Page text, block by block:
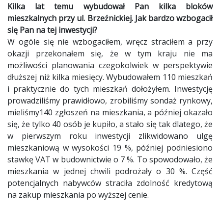
Kilka lat temu wybudował Pan kilka bloków
mieszkalnych przy ul. Brzeźnickiej. Jak bardzo wzbogacił
się Pan na tej inwestycji?
W ogóle się nie wzbogaciłem, wręcz straciłem a przy
okazji przekonałem się, że w tym kraju nie ma
możliwości planowania czegokolwiek w perspektywie
dłuższej niż kilka miesięcy. Wybudowałem 110 mieszkań
i praktycznie do tych mieszkań dołożyłem. Inwestycję
prowadziliśmy prawidłowo, zrobiliśmy sondaż rynkowy,
mieliśmy140 zgłoszeń na mieszkania, a później okazało
się, że tylko 40 osób je kupiło, a stało się tak dlatego, że
w pierwszym roku inwestycji zlikwidowano ulgę
mieszkaniową w wysokości 19 %, później podniesiono
stawkę VAT w budownictwie o 7 %. To spowodowało, że
mieszkania w jednej chwili podrożały o 30 %. Część
potencjalnych nabywców straciła zdolność kredytową
na zakup mieszkania po wyższej cenie.